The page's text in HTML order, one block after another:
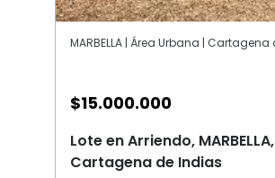
$15.000.000
Lote en Arriendo, MARBELLA,
Cartagena de Indias